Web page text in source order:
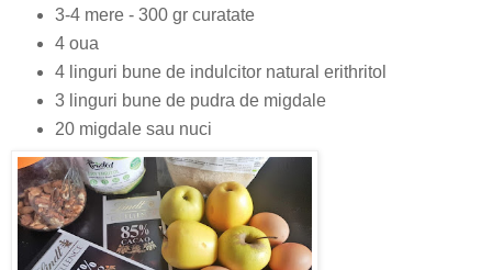
3-4 mere - 300 gr curatate
4 oua
4 linguri bune de indulcitor natural erithritol
3 linguri bune de pudra de migdale
20 migdale sau nuci